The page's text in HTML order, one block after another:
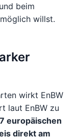
beim
willst.
wirkt EnBW
laut EnBW zu
europäischen
direkt am